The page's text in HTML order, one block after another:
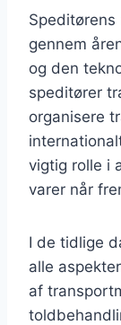
gennem
og den
speditører
organisere
vigtig rolle i
varer når
I de tidlige
alle
af